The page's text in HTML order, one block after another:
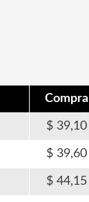
Compra
39,10
39,60
44,15